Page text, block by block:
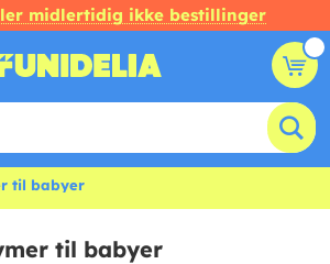
midlertidig ikke bestillinger
til babyer
til babyer